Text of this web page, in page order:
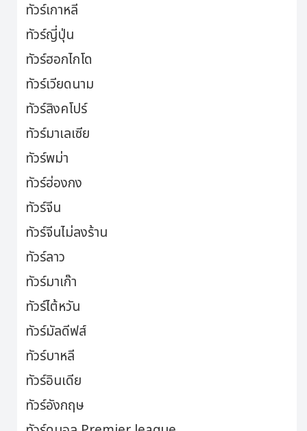
ทัวร์เกาหลี
ทัวร์ญี่ปุ่น
ทัวร์ฮอกไกโด
ทัวร์เวียดนาม
ทัวร์สิงคโปร์
ทัวร์มาเลเซีย
ทัวร์พม่า
ทัวร์ฮ่องกง
ทัวร์จีน
ทัวร์จีนไม่ลงร้าน
ทัวร์ลาว
ทัวร์มาเก๊า
ทัวร์ไต้หวัน
ทัวร์มัลดีฟส์
ทัวร์บาหลี
ทัวร์อินเดีย
ทัวร์อังกฤษ